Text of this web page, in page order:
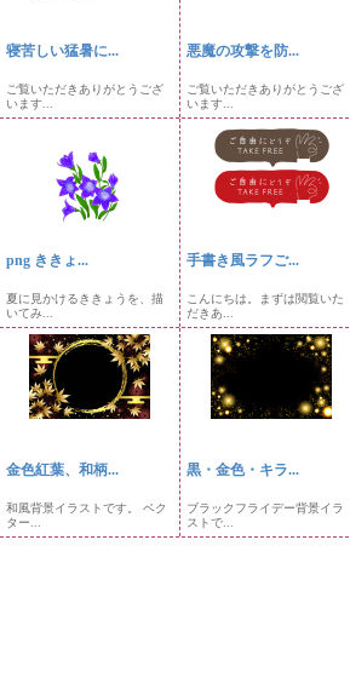
寝苦しい猛暑に...
ご覧いただきありがとうござ
います...
悪魔の攻撃を防...
ご覧いただきありがとうござ
います...
png ききょ...
夏に見かけるききょうを、描
いてみ...
手書き風ラフご...
こんにちは。まずは閲覧いた
だきあ...
金色紅葉、和柄...
和風背景イラストです。 ベク
ター...
黒・金色・キラ...
ブラックフライデー背景イラ
ストで...